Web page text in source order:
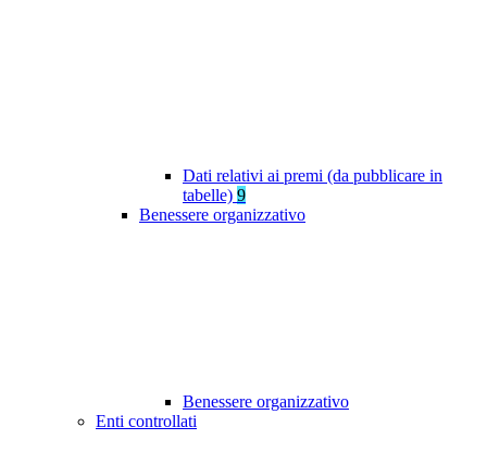
Dati relativi ai premi (da pubblicare in
tabelle) 9
Benessere organizzativo
Benessere organizzativo
Enti controllati